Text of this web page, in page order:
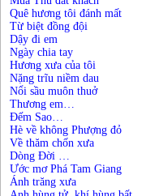
Quê hương tôi đánh mất
Từ biệt đồng đội
Dậy đi em
Ngày chia tay
Hương xưa của tôi
Nặng trĩu niềm dau
Nổi sầu muôn thuở
Thương em…
Đếm Sao…
Hè về không Phượng đỏ
Về thăm chốn xưa
Dòng Đời …
Ước mơ Phá Tam Giang
Ánh trăng xưa